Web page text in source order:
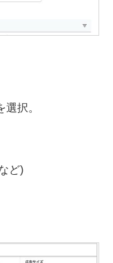
選択。
ど)